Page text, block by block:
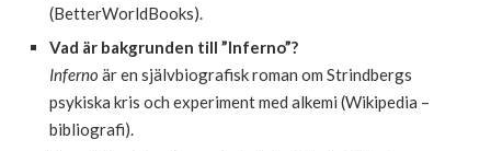
(BetterWorldBooks).
Vad är bakgrunden till ”Inferno”?
Inferno är en självbiografisk roman om Strindbergs
psykiska kris och experiment med alkemi (Wikipedia –
bibliografi).